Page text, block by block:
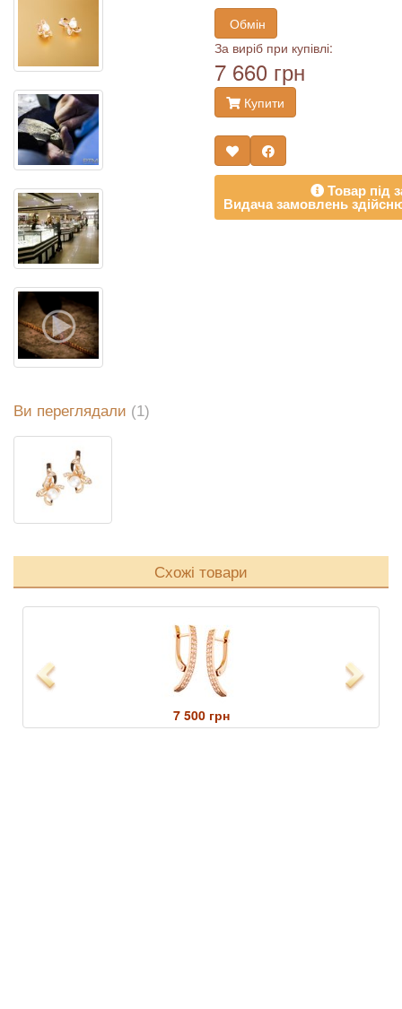
Обмін
За виріб при купівлі:
7 660 грн
Купити
Товар під
Видача замовлень
Ви переглядали (1)
Схожі товари
Previous
7 500 грн
Next